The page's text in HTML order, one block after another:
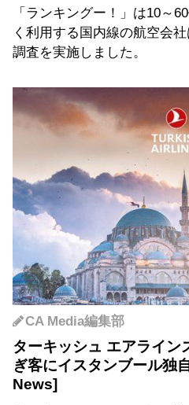
「ランキングー！」は10～
く利用する国内線の航空会
調査を実施しました。
CA Media編集部
ターキッシュ エアライ
ぎ客にイスタンブール独